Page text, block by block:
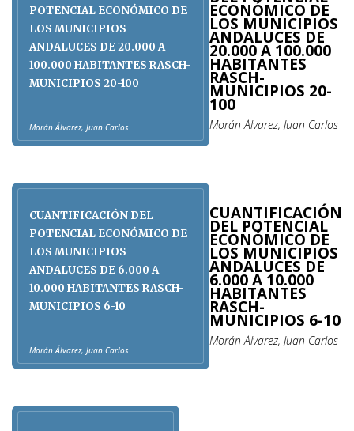
POTENCIAL ECONÓMICO DE
LOS MUNICIPIOS
ANDALUCES DE 20.000 A
100.000 HABITANTES RASCH-
MUNICIPIOS 20-100
Morán Álvarez, Juan Carlos
ECONÓMICO DE
LOS MUNICIPIOS
ANDALUCES DE
20.000 A 100.000
HABITANTES
RASCH-
MUNICIPIOS 20-
100
Morán Álvarez, Juan Carlos
CUANTIFICACIÓN DEL
POTENCIAL ECONÓMICO DE
LOS MUNICIPIOS
ANDALUCES DE 6.000 A
10.000 HABITANTES RASCH-
MUNICIPIOS 6-10
Morán Álvarez, Juan Carlos
CUANTIFICACIÓN
DEL POTENCIAL
ECONÓMICO DE
LOS MUNICIPIOS
ANDALUCES DE
6.000 A 10.000
HABITANTES
RASCH-
MUNICIPIOS 6-10
Morán Álvarez, Juan Carlos